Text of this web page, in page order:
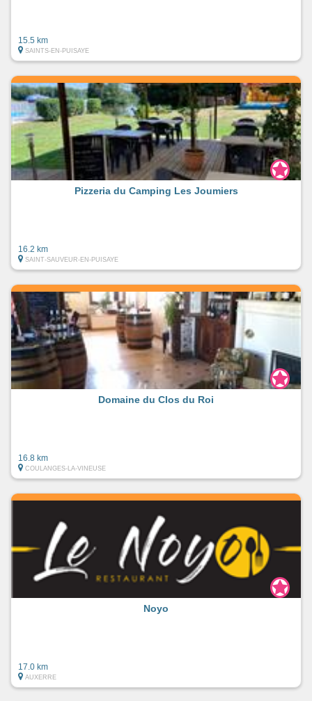
15.5 km
SAINTS-EN-PUISAYE
Pizzeria du Camping Les Joumiers
16.2 km
SAINT-SAUVEUR-EN-PUISAYE
Domaine du Clos du Roi
16.8 km
COULANGES-LA-VINEUSE
Noyo
17.0 km
AUXERRE